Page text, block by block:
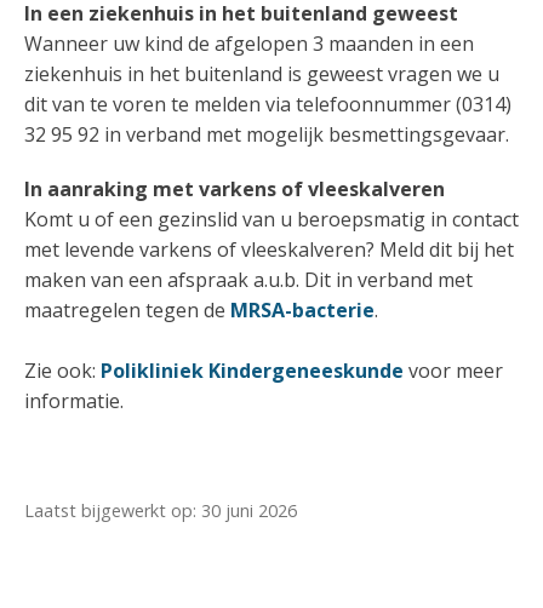
In een ziekenhuis in het buitenland geweest
Wanneer uw kind de afgelopen 3 maanden in een
ziekenhuis in het buitenland is geweest vragen we u
dit van te voren te melden via telefoonnummer (0314)
32 95 92 in verband met mogelijk besmettingsgevaar.
In aanraking met varkens of vleeskalveren
Komt u of een gezinslid van u beroepsmatig in contact
met levende varkens of vleeskalveren? Meld dit bij het
maken van een afspraak a.u.b. Dit in verband met
maatregelen tegen de MRSA-bacterie.
Zie ook: Polikliniek Kindergeneeskunde voor meer
informatie.
Laatst bijgewerkt op: 30 juni 2026